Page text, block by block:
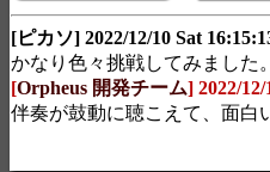
[ピカソ] 2022/12/10 Sat
かなり色々挑戦してみました
[Orpheus 開発チーム] 2022/
伴奏が鼓動に聴こえて、面白